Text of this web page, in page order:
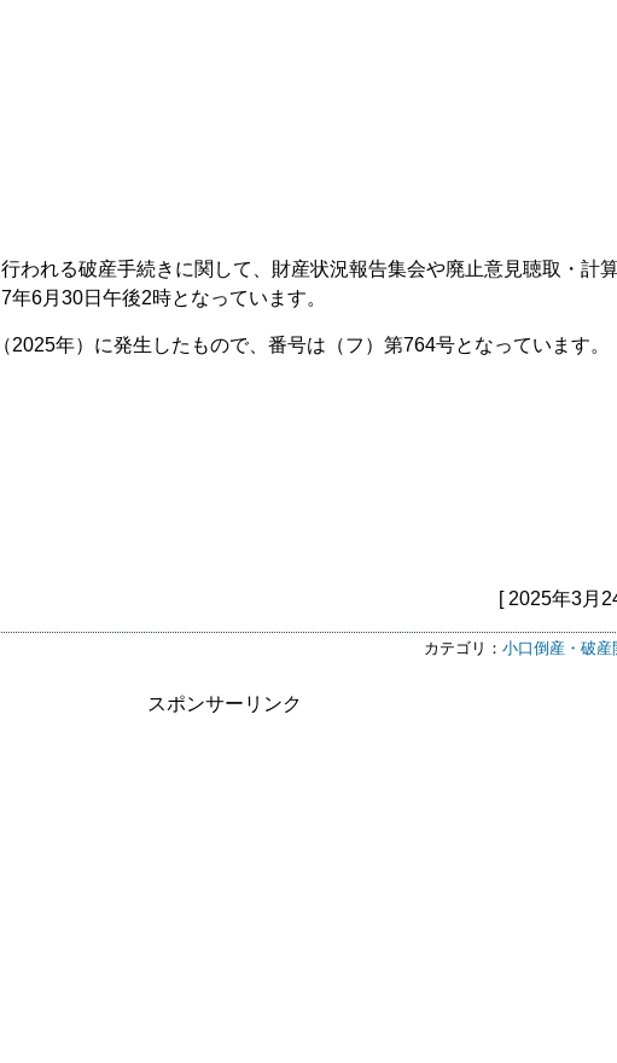
われる破産手続きに関して、財産状況報告集会や廃止意見聴取・計
年6月30日午後2時となっています。
2025年）に発生したもので、番号は（フ）第764号となっています。
[ 2025年3月
カテゴリ： 小口倒産・破産
スポンサーリンク